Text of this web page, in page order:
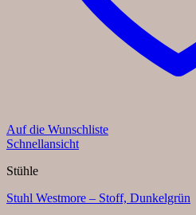
Auf die Wunschliste
Schnellansicht
Stühle
Stuhl Westmore – Stoff, Dunkelgrün